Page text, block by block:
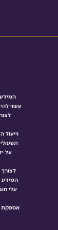
עשוי
על
המידע
עלי
אספקת